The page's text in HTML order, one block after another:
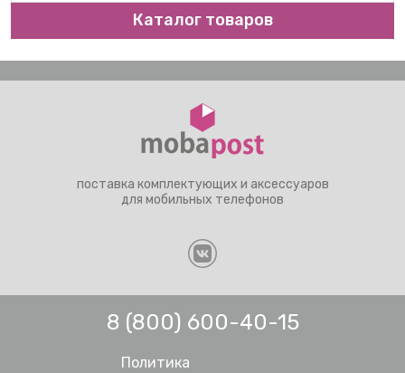
Каталог товаров
поставка комплектующих и аксессуаров
для мобильных телефонов
8 (800) 600-40-15
Политика